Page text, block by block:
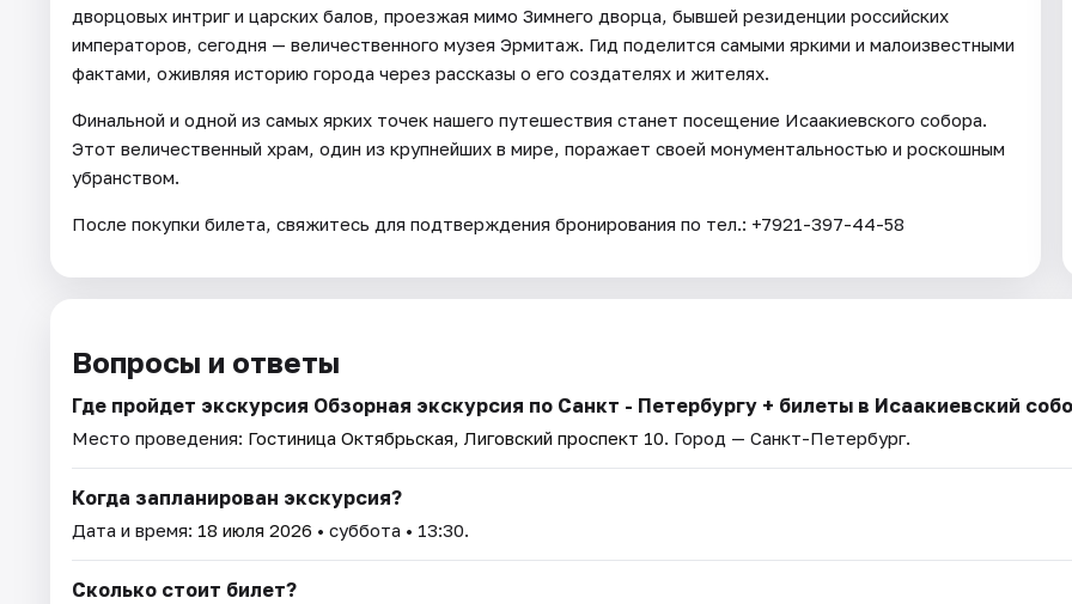
дворцовых интриг и царских балов, проезжая мимо Зимнего дворца, бывшей резиденции российских
императоров, сегодня — величественного музея Эрмитаж. Гид поделится самыми яркими и малоизвестными
фактами, оживляя историю города через рассказы о его создателях и жителях.
Финальной и одной из самых ярких точек нашего путешествия станет посещение Исаакиевского собора.
Этот величественный храм, один из крупнейших в мире, поражает своей монументальностью и роскошным
убранством.
После покупки билета, свяжитесь для подтверждения бронирования по тел.: +7921-397-44-58
Вопросы и ответы
Где пройдет экскурсия Обзорная экскурсия по Санкт - Петербургу + билеты в Исаакиевский
Место проведения: Гостиница Октябрьская, Лиговский проспект 10. Город — Санкт-Петербург.
Когда запланирован экскурсия?
Дата и время: 18 июля 2026 • суббота • 13:30.
Сколько стоит билет?